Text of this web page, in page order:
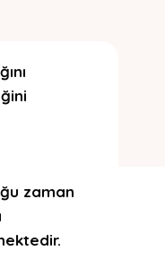
zaman
.